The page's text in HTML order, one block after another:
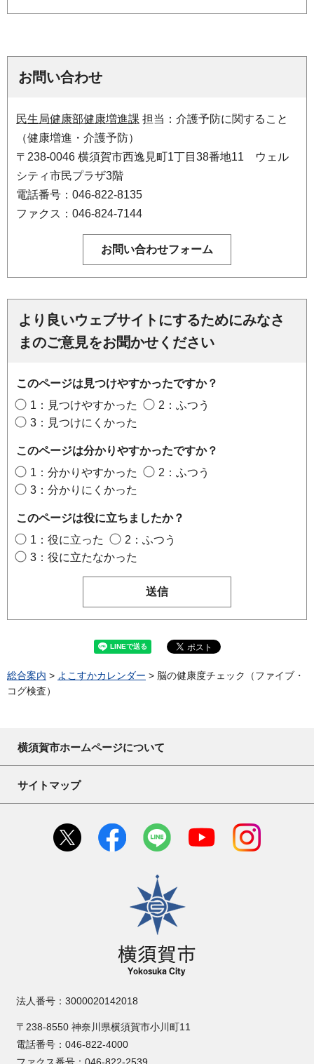
お問い合わせ
民生局健康部健康増進課 担当：介護予防に関すること
（健康増進・介護予防）
〒238-0046 横須賀市西逸見町1丁目38番地11 ウェル
シティ市民プラザ3階
電話番号：046-822-8135
ファクス：046-824-7144
より良いウェブサイトにするためにみなさ
まのご意見をお聞かせください
このページは見つけやすかったですか？
1：見つけやすかった
2：ふつう
3：見つけにくかった
このページは分かりやすかったですか？
1：分かりやすかった
2：ふつう
3：分かりにくかった
このページは役に立ちましたか？
1：役に立った
2：ふつう
3：役に立たなかった
総合案内 > よこすかカレンダー > 脳の健康度チェック（ファイブ・
コグ検査）
横須賀市ホームページについて
サイトマップ
横須賀市
法人番号：3000020142018
〒238-8550 神奈川県横須賀市小川町11
電話番号：046-822-4000
ファクス番号：046-822-2539